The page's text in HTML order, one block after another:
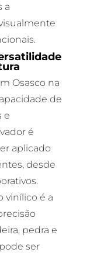
a
Osasco na
de
e
é
aplicado
desde
vinílico é a
pedra e
ser